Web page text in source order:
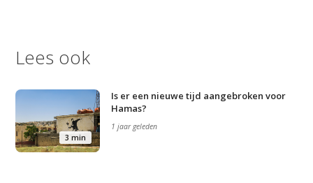
Studium Generale
Home
Lees ook
3 min
Is er een nieuwe tijd aangebroken voor
Hamas?
1 jaar geleden